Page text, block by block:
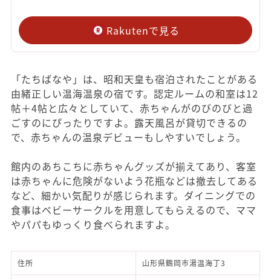
Rakutenで見る
「たちばなや」は、昭和天皇も宿泊されたことがある
由緒正しい温海温泉の宿です。認定ルームの和室は12
帖＋4帖と広々としていて、赤ちゃんがのびのびと過
ごすのにぴったりですよ。露天風呂が貸切できるの
で、赤ちゃんの温泉デビューもしやすいでしょう。
館内のあちこちに赤ちゃんグッズが揃えてあり、客室
は赤ちゃんに危険がないよう花瓶などは撤去してある
など、細かい気配りが感じられます。ダイニングでの
食事はベビーサークルを用意してもらえるので、ママ
やパパもゆっくり食べられますよ。
住所 山形県鶴岡市湯温海丁3